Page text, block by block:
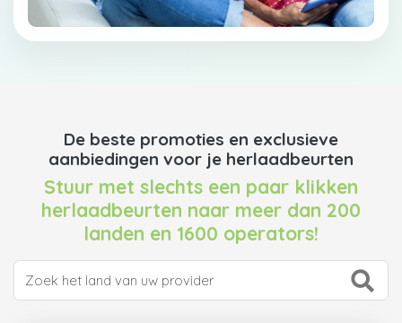
De beste promoties en exclusieve
aanbiedingen voor je herlaadbeurten
Stuur met slechts een paar klikken
herlaadbeurten naar meer dan 200
landen en 1600 operators!